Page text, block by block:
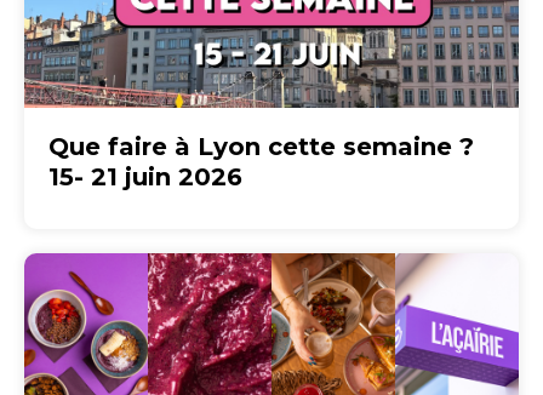
Que faire à Lyon cette semaine ?
15- 21 juin 2026